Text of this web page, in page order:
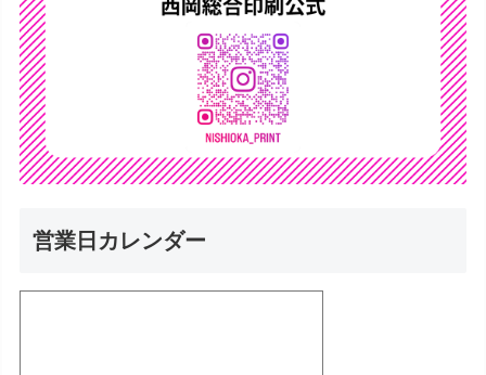
営業日カレンダー